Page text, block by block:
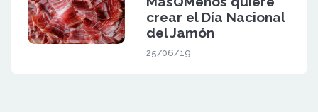
crear el Día Nacional
del Jamón
25/06/19